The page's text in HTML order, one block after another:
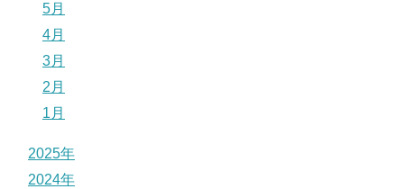
5月
4月
3月
2月
1月
2025年
2024年